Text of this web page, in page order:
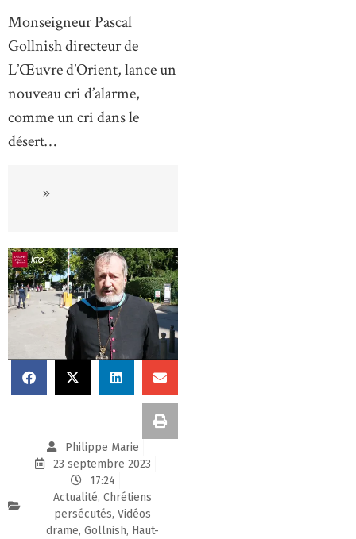
Monseigneur Pascal
Gollnish directeur de
L’Œuvre d’Orient, lance un
nouveau cri d’alarme,
comme un cri dans le
désert…
»
Philippe Marie
23 septembre 2023
17:24
Actualité, Chrétiens
persécutés, Vidéos
drame, Gollnish, Haut-